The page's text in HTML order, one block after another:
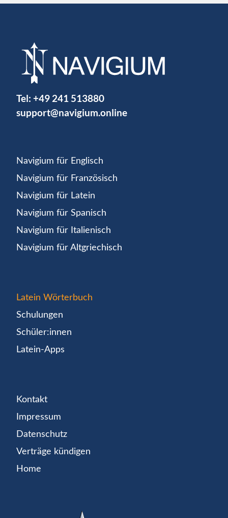
Tel: +49 241 513880
support@navigium.online
Navigium für Englisch
Navigium für Französisch
Navigium für Latein
Navigium für Spanisch
Navigium für Italienisch
Navigium für Altgriechisch
Latein Wörterbuch
Schulungen
Schüler:innen
Latein-Apps
Kontakt
Impressum
Datenschutz
Verträge kündigen
Home